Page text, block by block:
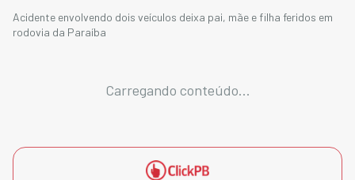
Acidente envolvendo dois veículos deixa pai, mãe e filha feridos em
rodovia da Paraíba
Carregando conteúdo...